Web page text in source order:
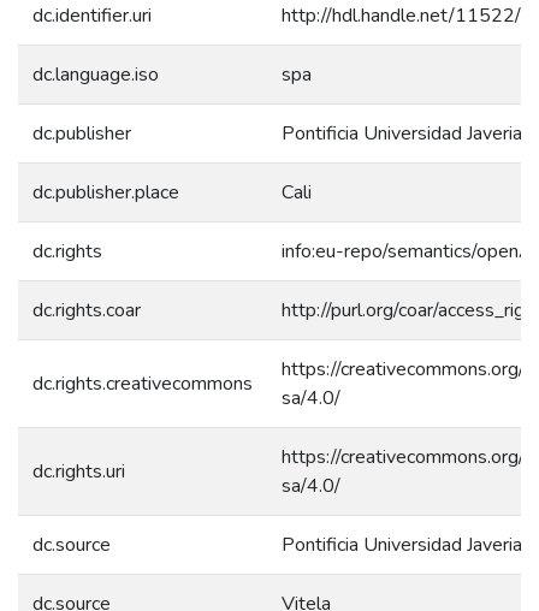
dc.identifier.uri http://hdl.handle.net/11522/
dc.language.iso spa
dc.publisher Pontificia Universidad
dc.publisher.place Cali
dc.rights info:eu-repo/semantics/
dc.rights.coar http://purl.org/coar/
dc.rights.creativecommons
https://creativecommons.org/
sa/4.0/
dc.rights.uri
https://creativecommons.org/
sa/4.0/
dc.source Pontificia Universidad
dc.source Vitela